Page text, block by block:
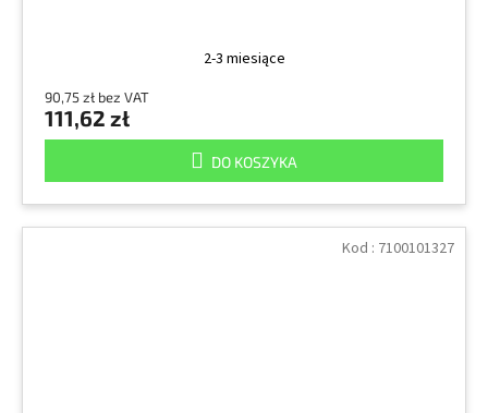
2-3 miesiące
90,75 zł bez VAT
111,62 zł
DO KOSZYKA
Kod : 7100101327